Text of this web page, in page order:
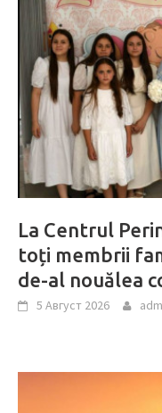
La Centrul
toți membrii
de-al nouălea
5 Август 2026